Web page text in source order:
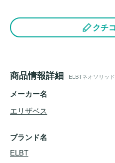
クチ
商品情報詳細 ELBTネオソリッ
メーカー名
エリザベス
ブランド名
ELBT